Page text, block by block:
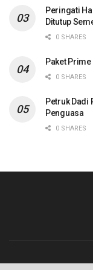
Peringati
Ditutup
0 SHARES
Paket
0 SHARES
Petruk Dadi
Penguasa
0 SHARES